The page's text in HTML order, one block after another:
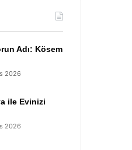
Adı: Kösem
2026
ile Evinizi
2026